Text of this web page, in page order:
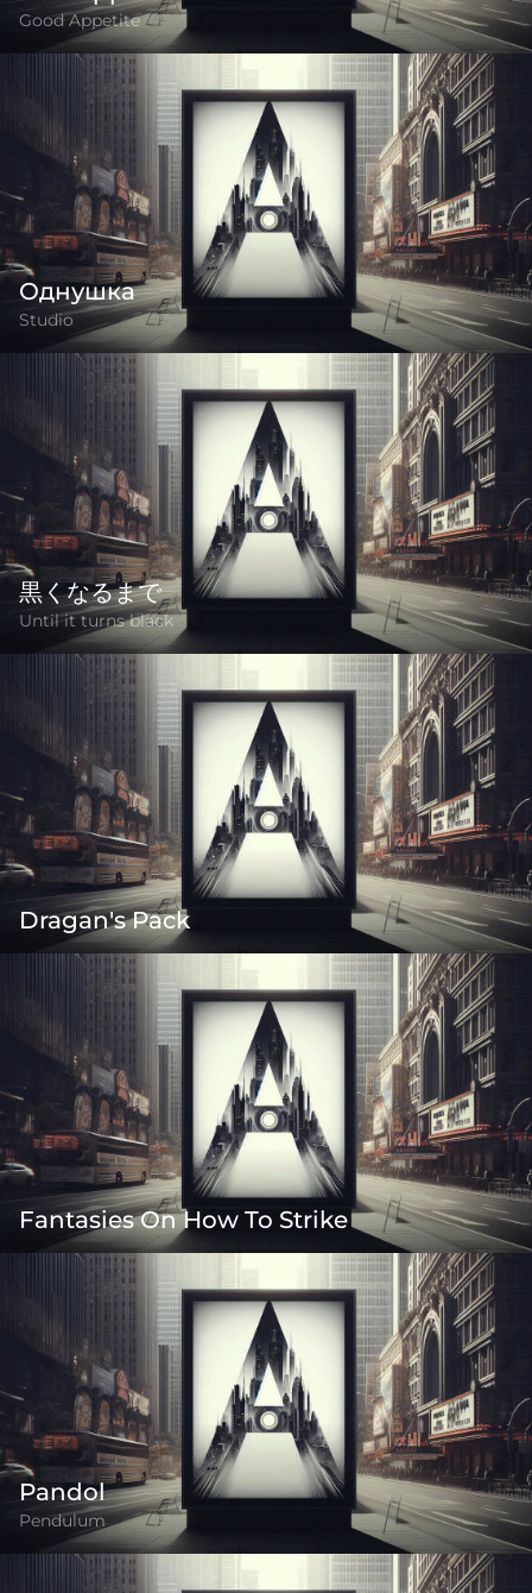
Good Appetite
Однушка
Studio
黒くなるまで
Until it turns black
Dragan's Pack
Fantasies On How To Strike
Pandol
Pendulum